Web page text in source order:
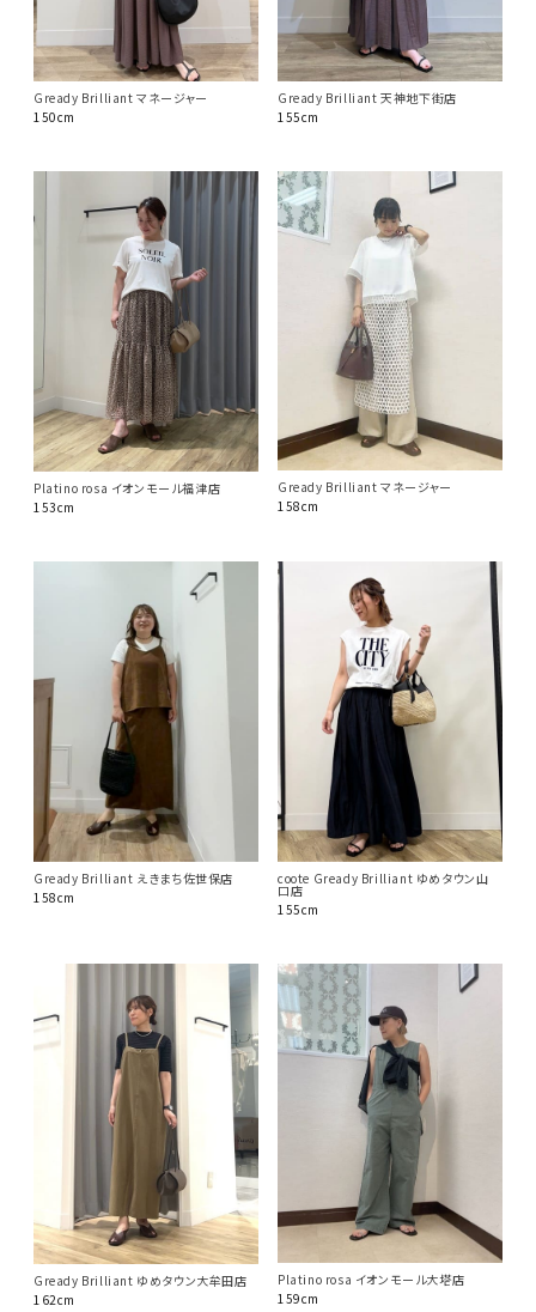
Gready Brilliant マネージャー
150cm
Gready Brilliant 天神地下街店
155cm
Platino rosa イオンモール福津店
153cm
Gready Brilliant マネージャー
158cm
Gready Brilliant えきまち佐世保店
158cm
coote Gready Brilliant ゆめタウン山
口店
155cm
Gready Brilliant ゆめタウン大牟田店
162cm
Platino rosa イオンモール大塔店
159cm